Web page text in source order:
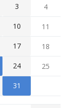
3 4
10 11
17 18
24 25
31